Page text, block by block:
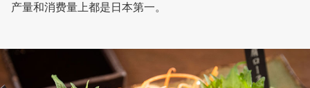
产量和消费量上都是日本第一。